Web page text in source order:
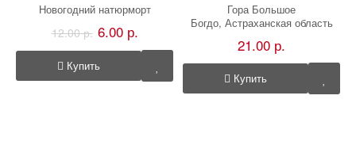
Новогодний натюрморт
12.00 р. 6.00 р.
Купить
Гора Большое
Богдо, Астраханская область
21.00 р.
Купить